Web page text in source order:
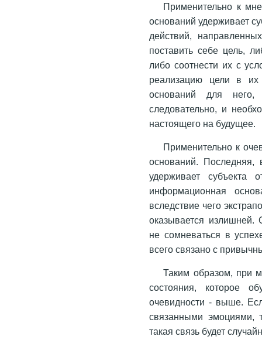
Применительно к
оснований удерживает
действий,
поставить себе цель,
либо соотнести их с
реализацию цели в их
оснований для него,
следовательно, и
настоящего на будущее.
Применительно к
оснований.
удерживает
информационная
вследствие чего
оказывается излишней.
не сомневаться в
всего связано с
Таким образом, при
состояния, которое
очевидности - выше.
связанными эмоциями,
такая связь будет